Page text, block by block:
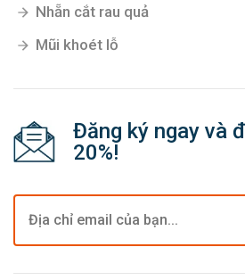
Nhẵn cắt rau quả
Mũi khoét lỗ
Đăng ký ngay và
20%!